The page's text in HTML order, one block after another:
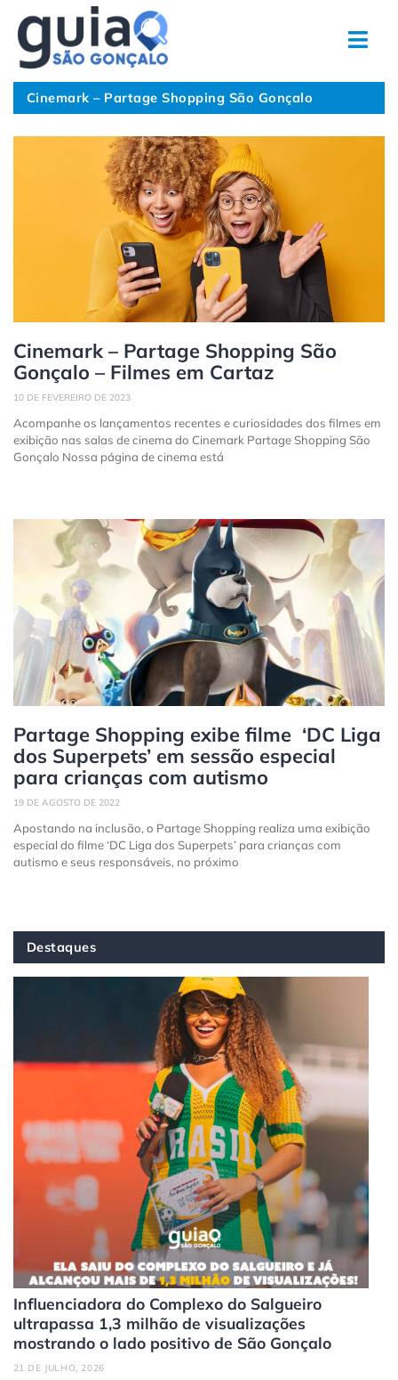
para
conteúdo
Cinemark – Partage Shopping São Gonçalo
Cinemark – Partage Shopping São
Gonçalo – Filmes em Cartaz
10 DE FEVEREIRO DE 2023
Acompanhe os lançamentos recentes e curiosidades dos filmes em
exibição nas salas de cinema do Cinemark Partage Shopping São
Gonçalo Nossa página de cinema está
Partage Shopping exibe filme ‘DC Liga
dos Superpets’ em sessão especial
para crianças com autismo
19 DE AGOSTO DE 2022
Apostando na inclusão, o Partage Shopping realiza uma exibição
especial do filme ‘DC Liga dos Superpets’ para crianças com
autismo e seus responsáveis, no próximo
Destaques
Influenciadora do Complexo do Salgueiro
ultrapassa 1,3 milhão de visualizações
mostrando o lado positivo de São Gonçalo
21 DE JULHO, 2026